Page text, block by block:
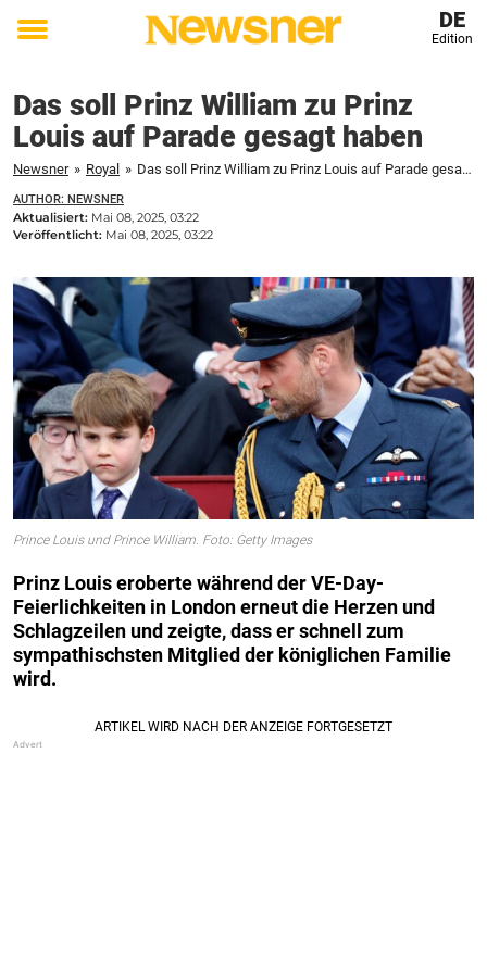
Toggle
DE
Edition
Das soll Prinz William zu Prinz
Louis auf Parade gesagt haben
Newsner » Royal » Das soll Prinz William zu Prinz Louis auf Parade gesagt haben
AUTHOR: NEWSNER
Aktualisiert: Mai 08, 2025, 03:22
Veröffentlicht: Mai 08, 2025, 03:22
Prince Louis und Prince William. Foto: Getty Images
Prinz Louis eroberte während der VE-Day-
Feierlichkeiten in London erneut die Herzen und
Schlagzeilen und zeigte, dass er schnell zum
sympathischsten Mitglied der königlichen Familie
wird.